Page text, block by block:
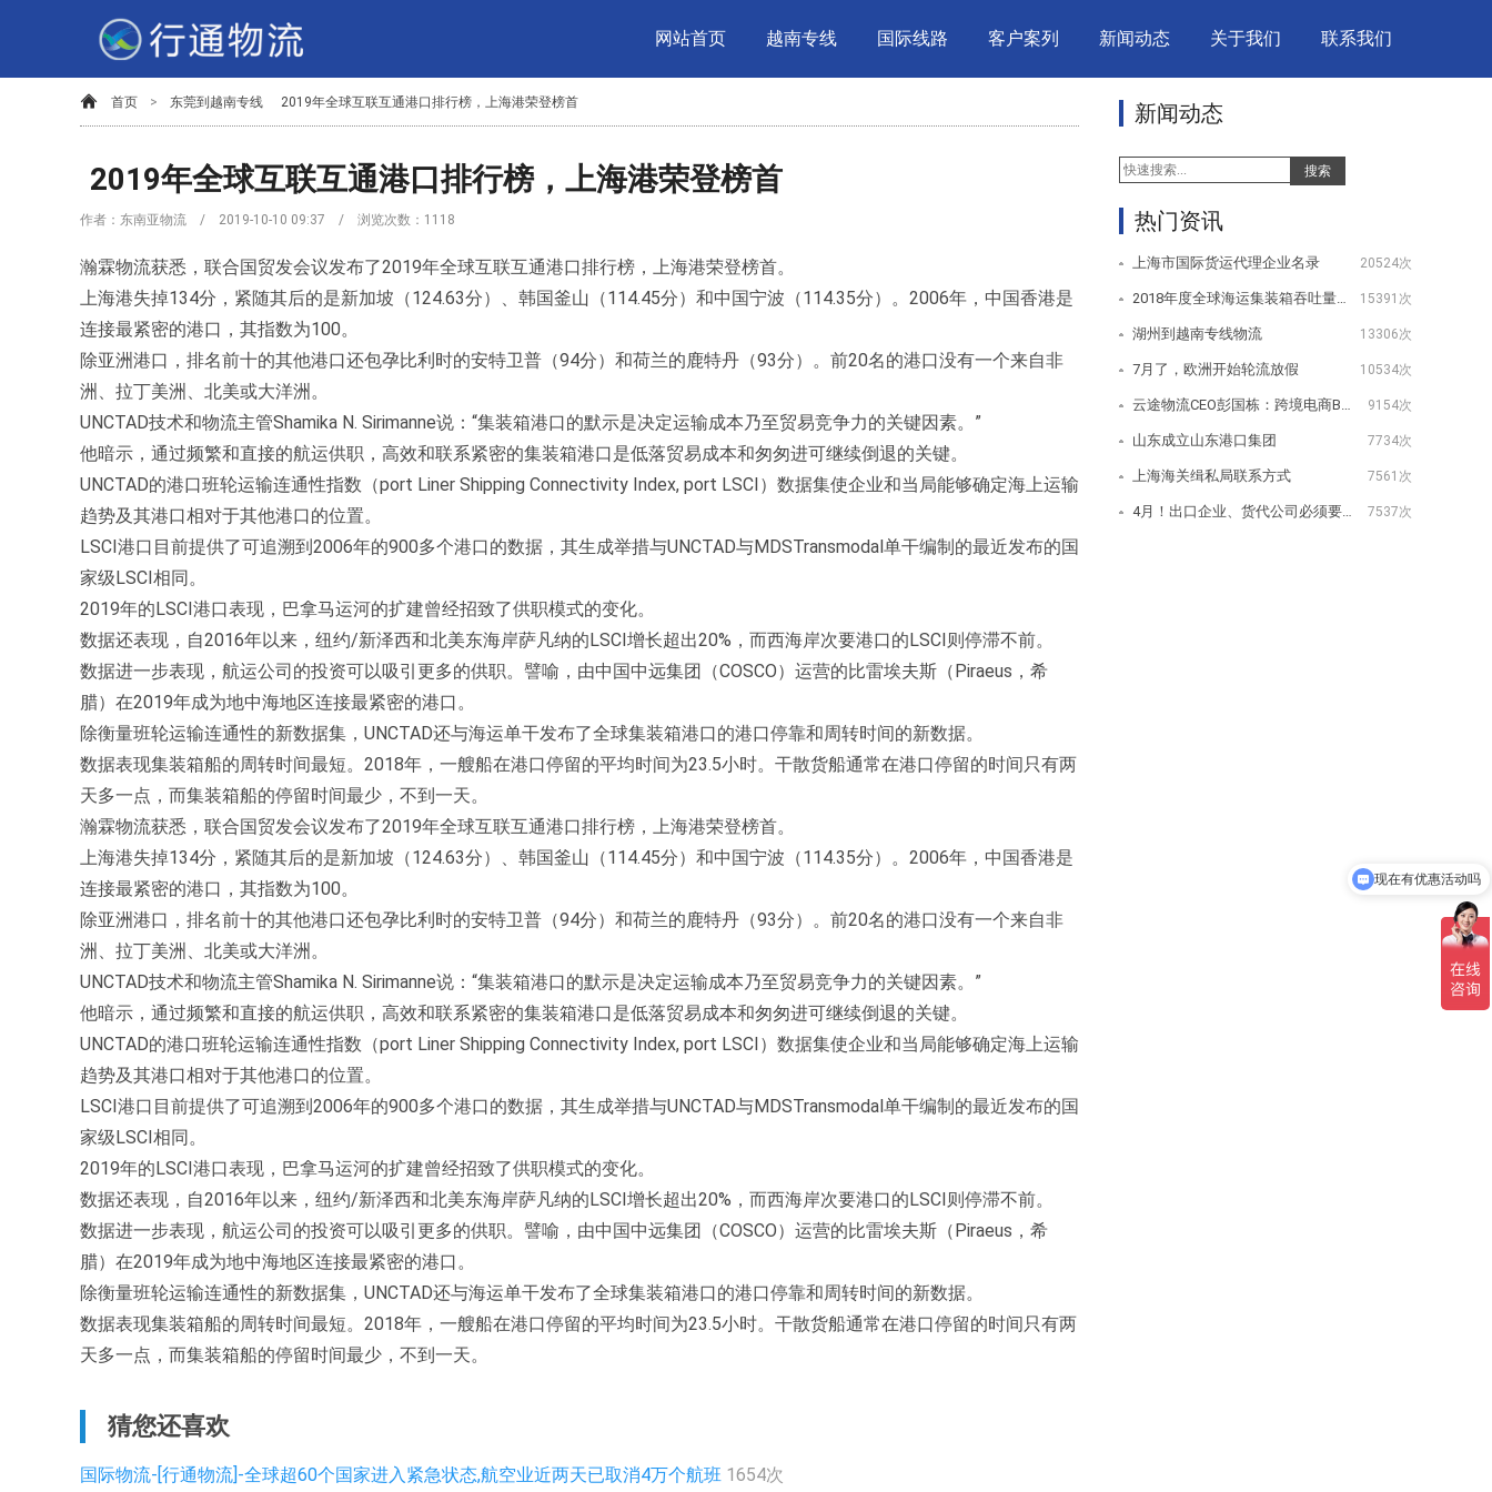
网站首页 越南专线 国际线路 客户案列 新闻动态 关于我们 联系我们
首页 > 东莞到越南专线 2019年全球互联互通港口排行榜，上海港荣登榜首
2019年全球互联互通港口排行榜，上海港荣登榜首
作者：东南亚物流 / 2019-10-10 09:37 / 浏览次数： 1118
瀚霖物流获悉，联合国贸发会议发布了2019年全球互联互通港口排行榜，上海港荣登榜首。
上海港失掉134分，紧随其后的是新加坡（124.63分）、韩国釜山（114.45分）和中国宁波（114.35分）。2006年，中国香港是
连接最紧密的港口，其指数为100。
除亚洲港口，排名前十的其他港口还包孕比利时的安特卫普（94分）和荷兰的鹿特丹（93分）。前20名的港口没有一个来自非
洲、拉丁美洲、北美或大洋洲。
UNCTAD技术和物流主管Shamika N. Sirimanne说：“集装箱港口的默示是决定运输成本乃至贸易竞争力的关键因素。”
他暗示，通过频繁和直接的航运供职，高效和联系紧密的集装箱港口是低落贸易成本和匆匆进可继续倒退的关键。
UNCTAD的港口班轮运输连通性指数（port Liner Shipping Connectivity Index, port LSCI）数据集使企业和当局能够确定海上运输
趋势及其港口相对于其他港口的位置。
LSCI港口目前提供了可追溯到2006年的900多个港口的数据，其生成举措与UNCTAD与MDSTransmodal单干编制的最近发布的国
家级LSCI相同。
2019年的LSCI港口表现，巴拿马运河的扩建曾经招致了供职模式的变化。
数据还表现，自2016年以来，纽约/新泽西和北美东海岸萨凡纳的LSCI增长超出20%，而西海岸次要港口的LSCI则停滞不前。
数据进一步表现，航运公司的投资可以吸引更多的供职。譬喻，由中国中远集团（COSCO）运营的比雷埃夫斯（Piraeus，希
腊）在2019年成为地中海地区连接最紧密的港口。
除衡量班轮运输连通性的新数据集，UNCTAD还与海运单干发布了全球集装箱港口的港口停靠和周转时间的新数据。
数据表现集装箱船的周转时间最短。2018年，一艘船在港口停留的平均时间为23.5小时。干散货船通常在港口停留的时间只有两
天多一点，而集装箱船的停留时间最少，不到一天。
瀚霖物流获悉，联合国贸发会议发布了2019年全球互联互通港口排行榜，上海港荣登榜首。
上海港失掉134分，紧随其后的是新加坡（124.63分）、韩国釜山（114.45分）和中国宁波（114.35分）。2006年，中国香港是
连接最紧密的港口，其指数为100。
除亚洲港口，排名前十的其他港口还包孕比利时的安特卫普（94分）和荷兰的鹿特丹（93分）。前20名的港口没有一个来自非
洲、拉丁美洲、北美或大洋洲。
UNCTAD技术和物流主管Shamika N. Sirimanne说：“集装箱港口的默示是决定运输成本乃至贸易竞争力的关键因素。”
他暗示，通过频繁和直接的航运供职，高效和联系紧密的集装箱港口是低落贸易成本和匆匆进可继续倒退的关键。
UNCTAD的港口班轮运输连通性指数（port Liner Shipping Connectivity Index, port LSCI）数据集使企业和当局能够确定海上运输
趋势及其港口相对于其他港口的位置。
LSCI港口目前提供了可追溯到2006年的900多个港口的数据，其生成举措与UNCTAD与MDSTransmodal单干编制的最近发布的国
家级LSCI相同。
2019年的LSCI港口表现，巴拿马运河的扩建曾经招致了供职模式的变化。
数据还表现，自2016年以来，纽约/新泽西和北美东海岸萨凡纳的LSCI增长超出20%，而西海岸次要港口的LSCI则停滞不前。
数据进一步表现，航运公司的投资可以吸引更多的供职。譬喻，由中国中远集团（COSCO）运营的比雷埃夫斯（Piraeus，希
腊）在2019年成为地中海地区连接最紧密的港口。
除衡量班轮运输连通性的新数据集，UNCTAD还与海运单干发布了全球集装箱港口的港口停靠和周转时间的新数据。
数据表现集装箱船的周转时间最短。2018年，一艘船在港口停留的平均时间为23.5小时。干散货船通常在港口停留的时间只有两
天多一点，而集装箱船的停留时间最少，不到一天。
猜您还喜欢
国际物流-[行通物流]-全球超60个国家进入紧急状态,航空业近两天已取消4万个航班 1654次
新闻动态
搜索
热门资讯
上海市国际货运代理企业名录 20524次
2018年度全球海运集装箱吞吐量100强排名 15391次
湖州到越南专线物流 13306次
7月了，欧洲开始轮流放假 10534次
云途物流CEO彭国栋：跨境电商B2C物流未来的挑战与机遇 9154次
山东成立山东港口集团 7734次
上海海关缉私局联系方式 7561次
4月！出口企业、货代公司必须要注意的几件事情！ 7537次
现在有优惠活动吗